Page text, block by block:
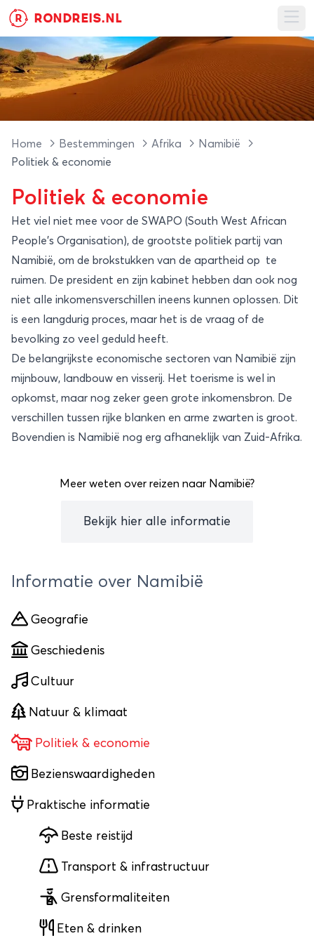
R RONDREIS.NL
Home Bestemmingen Afrika
Namibië
Politiek & economie
Politiek & economie
Het viel niet mee voor de SWAPO (South West African
People’s Organisation), de grootste politiek partij van
Namibië, om de brokstukken van de apartheid op te
ruimen. De president en zijn kabinet hebben dan ook nog
niet alle inkomensverschillen ineens kunnen oplossen. Dit
is een langdurig proces, maar het is de vraag of de
bevolking zo veel geduld heeft.
De belangrijkste economische sectoren van Namibië zijn
mijnbouw, landbouw en visserij. Het toerisme is wel in
opkomst, maar nog zeker geen grote inkomensbron. De
verschillen tussen rijke blanken en arme zwarten is groot.
Bovendien is Namibië nog erg afhaneklijk van Zuid-Afrika.
Meer weten over reizen naar Namibië?
Bekijk hier alle informatie
Informatie over Namibië
Geografie
Geschiedenis
Cultuur
Natuur & klimaat
Politiek & economie
Bezienswaardigheden
Praktische informatie
Beste reistijd
Transport & infrastructuur
Grensformaliteiten
Eten & drinken